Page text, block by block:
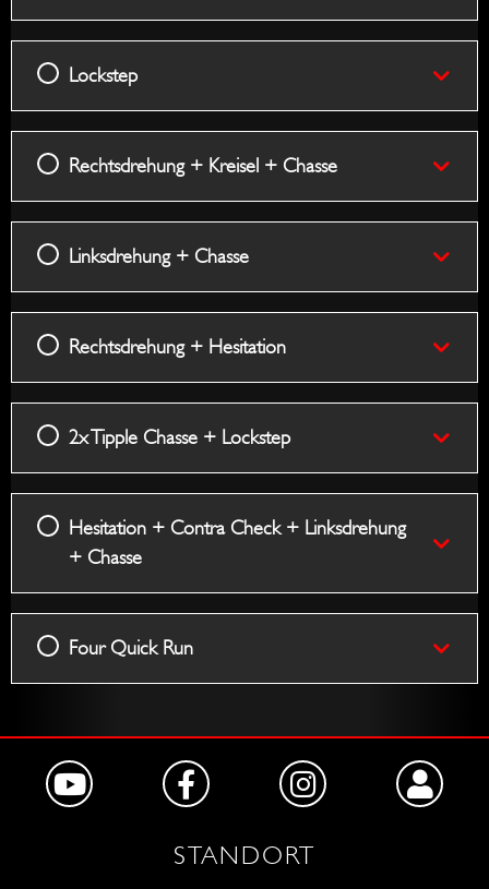
Lockstep
Rechtsdrehung + Kreisel + Chasse
Linksdrehung + Chasse
Rechtsdrehung + Hesitation
2x Tipple Chasse + Lockstep
Hesitation + Contra Check + Linksdrehung
+ Chasse
Four Quick Run
STANDORT